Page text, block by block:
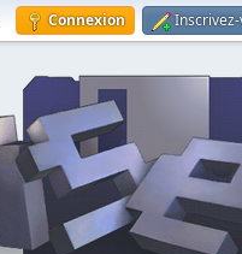
Connexion